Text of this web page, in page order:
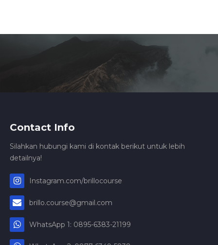
Contact Info
Silahkan hubungi kami di kontak berikut untuk lebih
detailnya!
Instagram.com/brillocourse
brillo.course@gmail.com
WhatsApp 1: 0895-6383-21199